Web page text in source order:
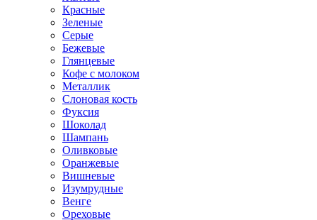
Красные
Зеленые
Серые
Бежевые
Глянцевые
Кофе с молоком
Металлик
Слоновая кость
Фуксия
Шоколад
Шампань
Оливковые
Оранжевые
Вишневые
Изумрудные
Венге
Ореховые